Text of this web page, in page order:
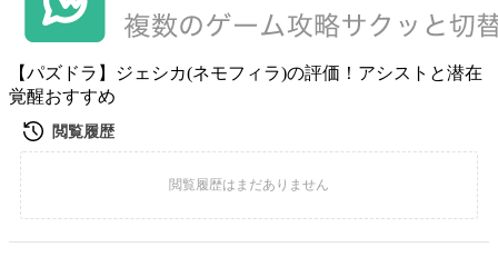
【パズドラ】ジェシカ(ネモフィラ)の評価！アシストと潜在
覚醒おすすめ